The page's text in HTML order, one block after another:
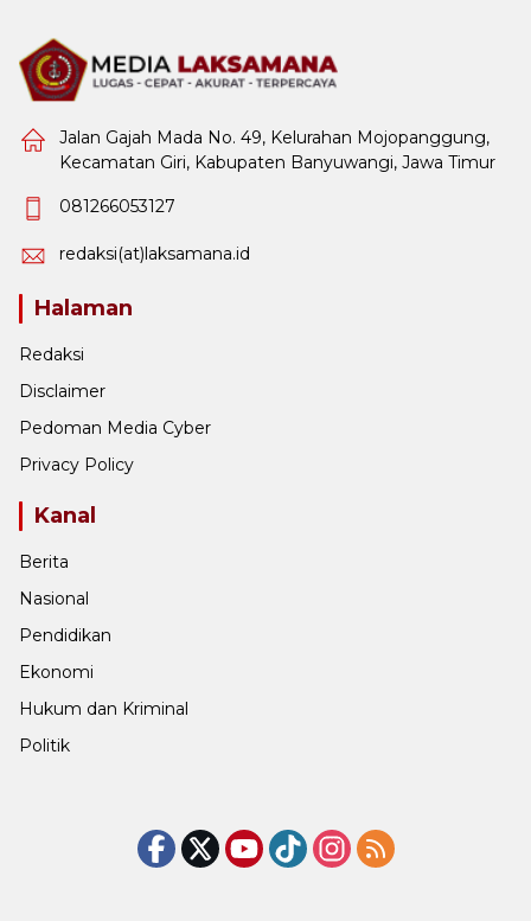
Jalan Gajah Mada No. 49, Kelurahan Mojopanggung,
Kecamatan Giri, Kabupaten Banyuwangi, Jawa Timur
081266053127
redaksi(at)laksamana.id
Halaman
Redaksi
Disclaimer
Pedoman Media Cyber
Privacy Policy
Kanal
Berita
Nasional
Pendidikan
Ekonomi
Hukum dan Kriminal
Politik